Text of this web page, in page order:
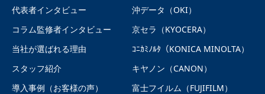
代表者インタビュー
コラム監修者インタビュー
当社が選ばれる理由
スタッフ紹介
導入事例（お客様の声）
沖データ（OKI）
京セラ（KYOCERA）
ｺﾆｶﾐﾉﾙﾀ（KONICA MINOLTA）
キヤノン（CANON）
富士フイルム（FUJIFILM）